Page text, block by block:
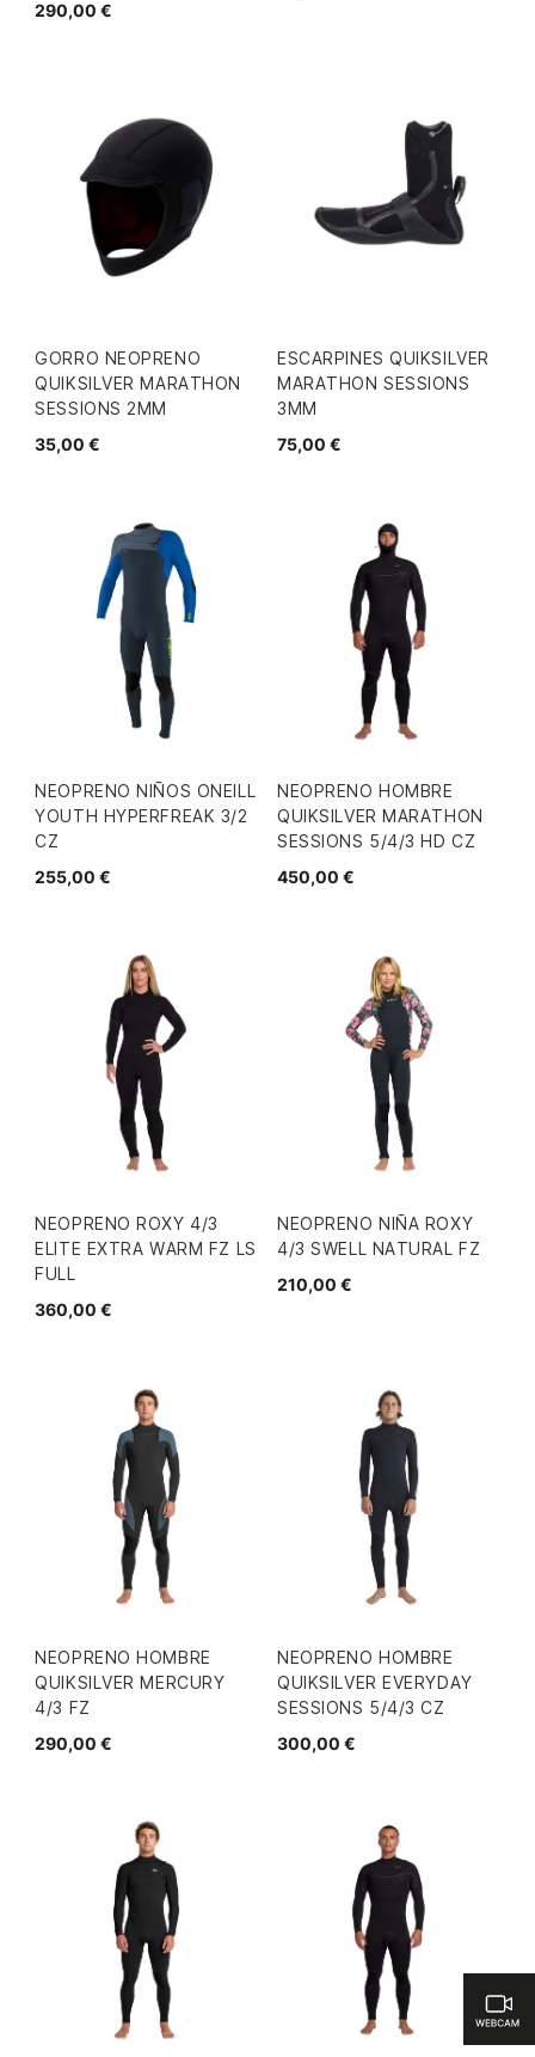
290,00 €
GORRO NEOPRENO
QUIKSILVER MARATHON
SESSIONS 2MM
35,00 €
ESCARPINES QUIKSILVER
MARATHON SESSIONS
3MM
75,00 €
NEOPRENO NIÑOS ONEILL
YOUTH HYPERFREAK 3/2
CZ
255,00 €
NEOPRENO HOMBRE
QUIKSILVER MARATHON
SESSIONS 5/4/3 HD CZ
450,00 €
NEOPRENO ROXY 4/3
ELITE EXTRA WARM FZ LS
FULL
360,00 €
NEOPRENO NIÑA ROXY
4/3 SWELL NATURAL FZ
210,00 €
NEOPRENO HOMBRE
QUIKSILVER MERCURY
4/3 FZ
290,00 €
NEOPRENO HOMBRE
QUIKSILVER EVERYDAY
SESSIONS 5/4/3 CZ
300,00 €